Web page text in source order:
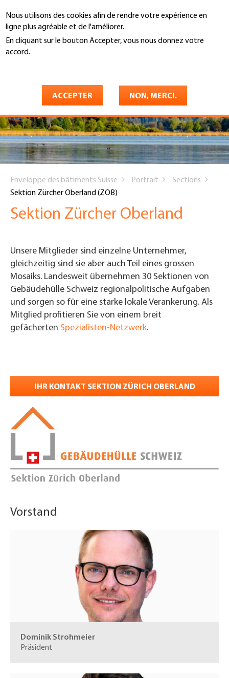
Nous utilisons des cookies afin de rendre votre expérience en
ligne plus agréable et de l'améliorer.
En cliquant sur le bouton Accepter, vous nous donnez votre
accord.
ACCEPTER NON, MERCI.
au
contenu
principal
Recherche
are
Enveloppe des bâtiments Suisse Portrait
Sections
Sektion Zürcher Oberland (ZOB)
Sektion Zürcher Oberland
Unsere Mitglieder sind einzelne Unternehmer,
gleichzeitig sind sie aber auch Teil eines grossen
Mosaiks. Landesweit übernehmen 30 Sektionen von
Gebäudehülle Schweiz regionalpolitische Aufgaben
und sorgen so für eine starke lokale Verankerung. Als
Mitglied profitieren Sie von einem breit
gefächerten Spezialisten-Netzwerk.
IHR KONTAKT SEKTION ZÜRICH OBERLAND
Vorstand
Dominik Strohmeier
Präsident